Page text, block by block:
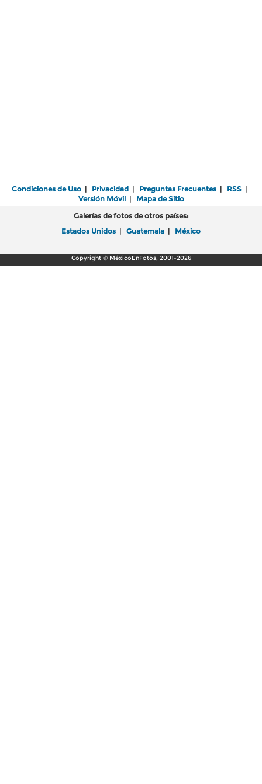
Condiciones de Uso | Privacidad | Preguntas Frecuentes | RSS |
Versión Móvil| Mapa de Sitio
Galerías de fotos de otros países:
Estados Unidos | Guatemala | México
Copyright © MéxicoEnFotos, 2001-2026